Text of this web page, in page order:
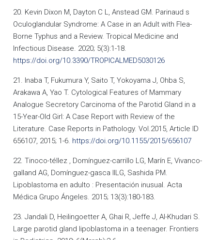
20. Kevin Dixon M, Dayton C L, Anstead GM. Parinaud s
Oculoglandular Syndrome: A Case in an Adult with Flea-
Borne Typhus and a Review. Tropical Medicine and
Infectious Disease. 2020; 5(3):1-18.
https://doi.org/10.3390/TROPICALMED5030126
21. Inaba T, Fukumura Y, Saito T, Yokoyama J, Ohba S,
Arakawa A, Yao T. Cytological Features of Mammary
Analogue Secretory Carcinoma of the Parotid Gland in a
15-Year-Old Girl: A Case Report with Review of the
Literature. Case Reports in Pathology. Vol.2015, Article ID
656107, 2015; 1-6. https://doi.org/10.1155/2015/656107
22. Tinoco-téllez , Domínguez-carrillo LG, Marín E, Vivanco-
galland AG, Domínguez-gasca IILG, Sashida PM.
Lipoblastoma en adulto : Presentación inusual. Acta
Médica Grupo Ángeles. 2015; 13(3):180-183.
23. Jandali D, Heilingoetter A, Ghai R, Jeffe J, Al-Khudari S.
Large parotid gland lipoblastoma in a teenager. Frontiers